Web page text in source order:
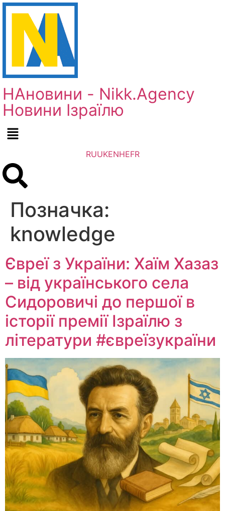
НАновини - Nikk.Agency
Новини Ізраїлю
RUUKENHEFR
Позначка:
knowledge
Євреї з України: Хаїм Хазаз
– від українського села
Сидоровичі до першої в
історії премії Ізраїлю з
літератури #євреїзукраїни